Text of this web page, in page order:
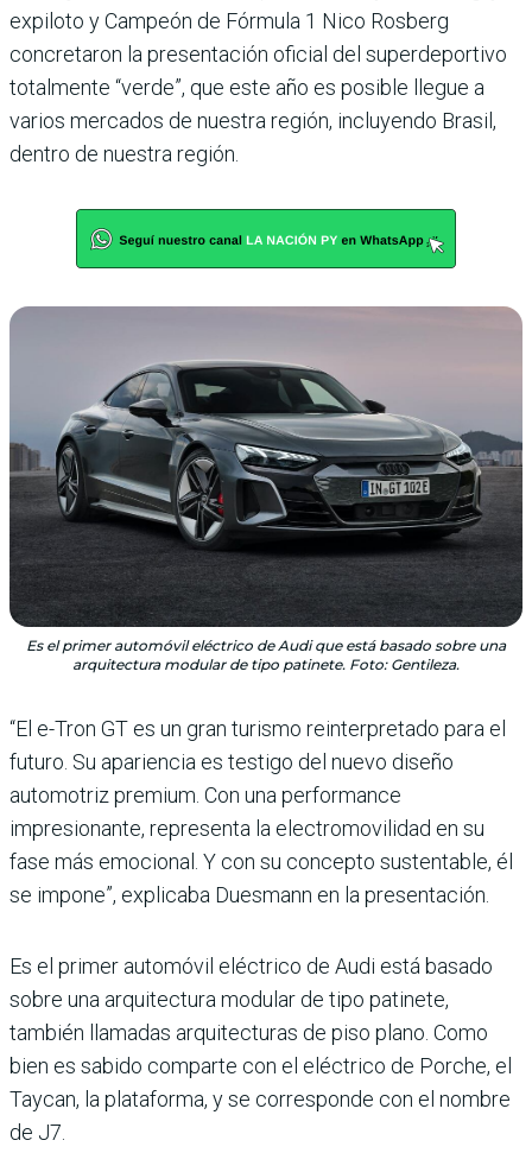
expiloto y Campeón de Fórmula 1 Nico Rosberg
concretaron la presentación oficial del superdeportivo
totalmente “verde”, que este año es posible llegue a
varios mercados de nuestra región, incluyendo Brasil,
dentro de nuestra región.
Es el primer automóvil eléctrico de Audi que está basado sobre una
arquitectura modular de tipo patinete. Foto: Gentileza.
“El e-Tron GT es un gran turismo reinterpretado para el
futuro. Su apariencia es testigo del nuevo diseño
automotriz premium. Con una performance
impresionante, representa la electromovilidad en su
fase más emocional. Y con su concepto sustentable, él
se impone”, explicaba Duesmann en la presentación.
Es el primer automóvil eléctrico de Audi está basado
sobre una arquitectura modular de tipo patinete,
también llamadas arquitecturas de piso plano. Como
bien es sabido comparte con el eléctrico de Porche, el
Taycan, la plataforma, y se corresponde con el nombre
de J7.